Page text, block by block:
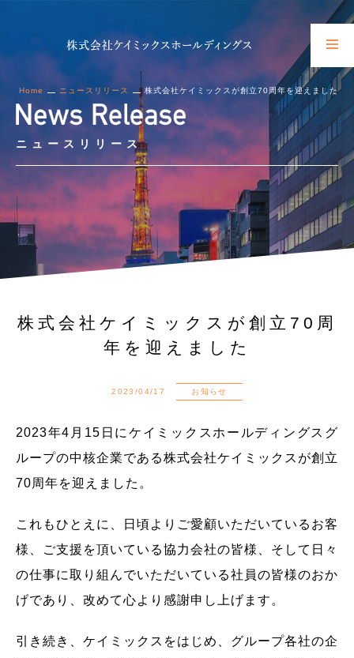
Home ニュースリリース 株式会社ケイミックスが創立70周年を迎えました
ニュースリリース
株式会社ケイミックスが創立70周
年を迎えました
2023/04/17 お知らせ
2023年4月15日にケイミックスホールディングスグ
ループの中核企業である株式会社ケイミックスが創立
70周年を迎えました。
これもひとえに、日頃よりご愛顧いただいているお客
様、ご支援を頂いている協力会社の皆様、そして日々
の仕事に取り組んでいただいている社員の皆様のおか
げであり、改めて心より感謝申し上げます。
引き続き、ケイミックスをはじめ、グループ各社の企